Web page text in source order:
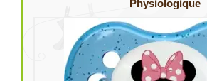
Physiologique